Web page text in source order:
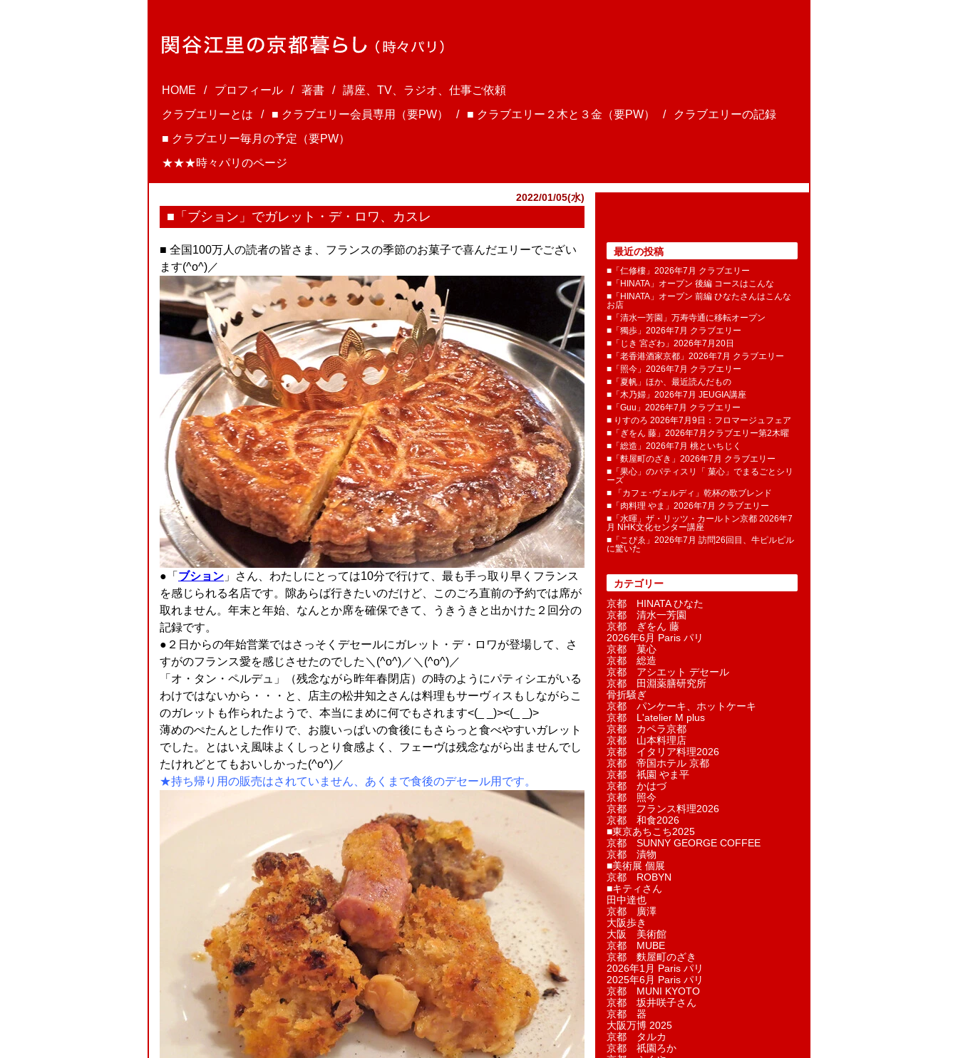
HOME プロフィール 著書
講座、TV、ラジオ、仕事ご依頼
クラブエリーとは
■ クラブエリー会員専用（要PW） ■ クラブエリー２木と３金（要PW）
クラブエリーの記録
■ クラブエリー毎月の予定（要PW）
★★★時々パリのページ
2022/01/05(水)
■「ブション」でガレット・デ・ロワ、カスレ
■ 全国100万人の読者の皆さま、フランスの季節のお菓子で喜んだエリーでござい
ます(^o^)／
●「 ブション 」さん、わたしにとっては10分で行けて、最も手っ取り早くフランス
を感じられる名店です。隙あらば行きたいのだけど、このごろ直前の予約では席が
取れません。年末と年始、なんとか席を確保できて、うきうきと出かけた２回分の
記録です。
●２日からの年始営業ではさっそくデセールにガレット・デ・ロワが登場して、さ
すがのフランス愛を感じさせたのでした＼(^o^)／＼(^o^)／
「オ・タン・ペルデュ」（残念ながら昨年春閉店）の時のようにパティシエがいる
わけではないから・・・と、店主の松井知之さんは料理もサーヴィスもしながらこ
のガレットも作られたようで、本当にまめに何でもされます<(_ _)><(_ _)>
薄めのぺたんとした作りで、お腹いっぱいの食後にもさらっと食べやすいガレット
でした。とはいえ風味よくしっとり食感よく、フェーヴは残念ながら出ませんでし
たけれどとてもおいしかった(^o^)／
★持ち帰り用の販売はされていません、あくまで食後のデセール用です。
最近の投稿
■「仁修樓」2026年7月 クラブエリー
■「HINATA」オープン 後編 コースはこんな
■「HINATA」オープン 前編 ひなたさんはこんな
お店
■「清水一芳園」万寿寺通に移転オープン
■「獨歩」2026年7月 クラブエリー
■「じき 宮ざわ」2026年7月20日
■「老香港酒家京都」2026年7月 クラブエリー
■「照今」2026年7月 クラブエリー
■「夏帆」ほか、最近読んだもの
■「木乃婦」2026年7月 JEUGIA講座
■「Guu」2026年7月 クラブエリー
■ りすのろ 2026年7月9日：フロマージュフェア
■「ぎをん 藤」2026年7月クラブエリー第2木曜
■「総造」2026年7月 桃といちじく
■「麩屋町のざき」2026年7月 クラブエリー
■「果心」のパティスリ「 菓​心」でまるごとシリ
ーズ
■ 「カフェ･ヴェルディ」乾杯の歌ブレンド
■「肉料理 やま」2026年7月 クラブエリー
■「水暉」ザ・リッツ・カールトン京都 2026年7
月 NHK文化センター講座
■「こぴゑ」2026年7月 訪問26回目、牛ピルピル
に驚いた
カテゴリー
京都 HINATA ひなた
京都 清水一芳園
京都 ぎをん 藤
2026年6月 Paris パリ
京都 菓​心
京都 総造
京都 アシエット デセール
京都 田淵薬膳研究所
骨折騒ぎ
京都 パンケーキ、ホットケーキ
京都 L'atelier M plus
京都 カペラ京都
京都 山本料理店
京都 イタリア料理2026
京都 帝国ホテル 京都
京都 祇園 やま平
京都 かはづ
京都 照今
京都 フランス料理2026
京都 和食2026
■東京あちこち2025
京都 SUNNY GEORGE COFFEE
京都 漬物
■美術展 個展
京都 ROBYN
■キティさん
田中達也
京都 廣澤
大阪歩き
大阪 美術館
京都 MUBE
京都 麩屋町のざき
2026年1月 Paris パリ
2025年6月 Paris パリ
京都 MUNI KYOTO
京都 坂井咲子さん
京都 器
大阪万博 2025
京都 タルカ
京都 祇園ろか